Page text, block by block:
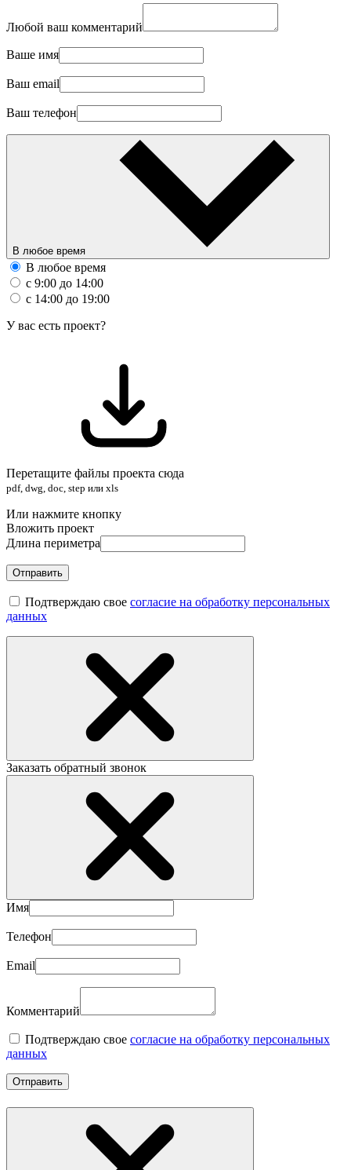
Любой ваш комментарий
Ваше имя
Ваш email
Ваш телефон
В любое время
В любое время
с 9:00 до 14:00
с 14:00 до 19:00
У вас есть проект?
Перетащите файлы проекта сюда
pdf, dwg, doc, step или xls
Или нажмите кнопку
Вложить проект
Длина периметра
Отправить
Подтверждаю свое согласие на обработку персональных
данных
Заказать обратный звонок
Имя
Телефон
Email
Комментарий
Подтверждаю свое согласие на обработку персональных
данных
Отправить